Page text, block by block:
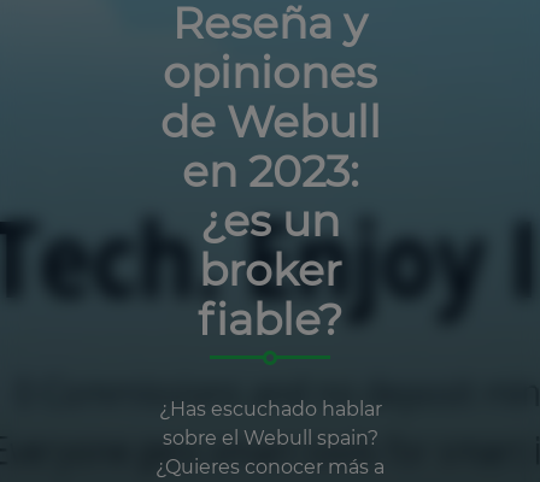
Reseña y
opiniones
de Webull
en 2023:
¿es un
broker
fiable?
¿Has escuchado hablar
sobre el Webull spain?
¿Quieres conocer más a